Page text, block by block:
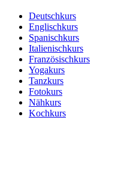
Deutschkurs
Englischkurs
Spanischkurs
Italienischkurs
Französischkurs
Yogakurs
Tanzkurs
Fotokurs
Nähkurs
Kochkurs